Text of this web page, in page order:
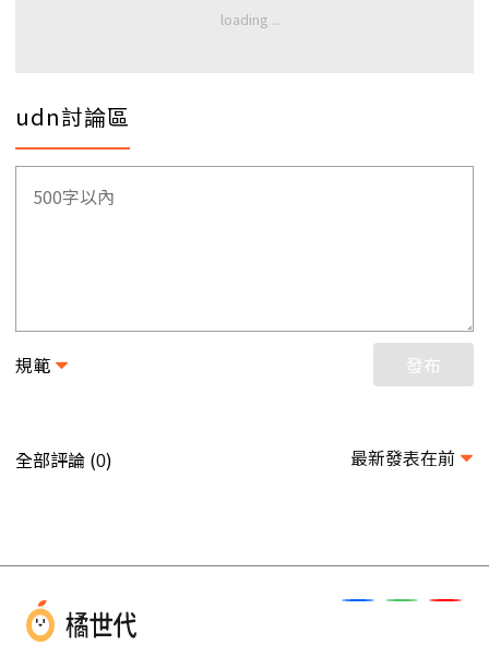
udn討論區
規範 發布
全部評論 (0) 最新發表在前